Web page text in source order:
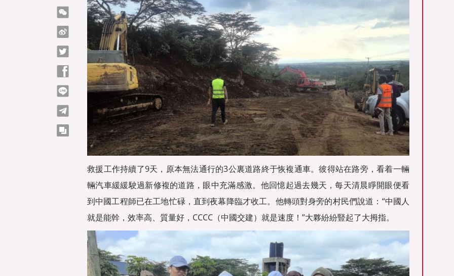
救援工作持續了9天，原本無法通行的3公裏道路終于恢複通車。彼得站在路旁，看着一輛
輛汽車緩緩駛過新修複的道路，眼中充滿感激。他回憶起過去幾天，每天清晨睜開眼便看
到中國工程師已在工地忙碌，直到夜幕降臨才收工。他轉頭對身旁的村民們說道：“中國人
就是能幹，效率高、質量好，CCCC（中國交建）就是速度！”大夥紛紛豎起了大拇指。